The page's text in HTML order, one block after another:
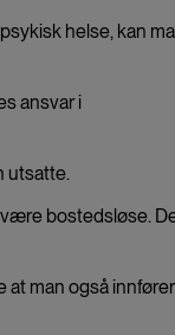
helse, kan
ansvar i
utsatte.
være bostedsløse.
at man også innfører